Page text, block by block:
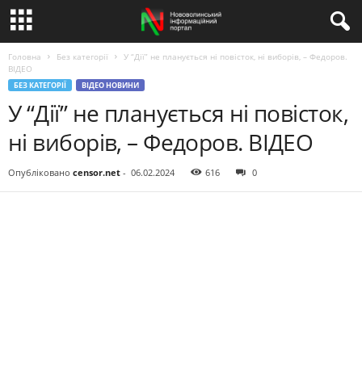
Головна Без категорії
У “Дії” не планується ні повісток, ні виборів, – Федоров.
ВIДЕО
БЕЗ КАТЕГОРІЇ ВІДЕО НОВИНИ
У “Дії” не планується ні повісток,
ні виборів, – Федоров. ВIДЕО
Опубліковано censor.net - 06.02.2024 616 0